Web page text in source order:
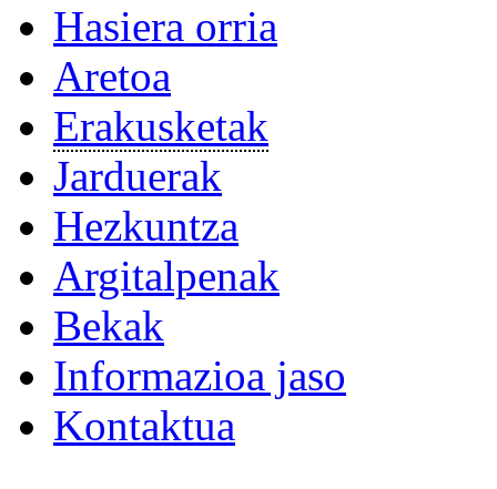
Hasiera orria
Aretoa
Erakusketak
Jarduerak
Hezkuntza
Argitalpenak
Bekak
Informazioa jaso
Kontaktua